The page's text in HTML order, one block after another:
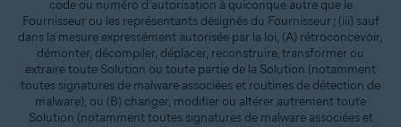
code ou numéro d’autorisation à quiconque autre que le
Fournisseur ou les représentants désignés du Fournisseur ; (iii) sauf
dans la mesure expressément autorisée par la loi, (A) rétroconcevoir,
démonter, décompiler, déplacer, reconstruire, transformer ou
extraire toute Solution ou toute partie de la Solution (notamment
toutes signatures de malware associées et routines de détection de
malware), ou (B) changer, modifier ou altérer autrement toute
Solution (notamment toutes signatures de malware associées et